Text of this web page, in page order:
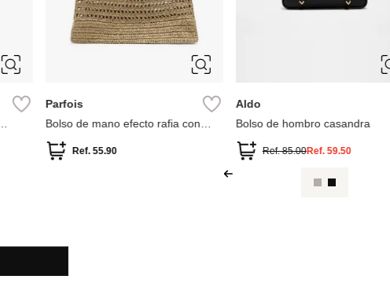
Parfois
Bolso de mano efecto rafia con
Ref. 55.90
Aldo
Bolso de hombro casandra
Ref.85.00Ref. 59.50